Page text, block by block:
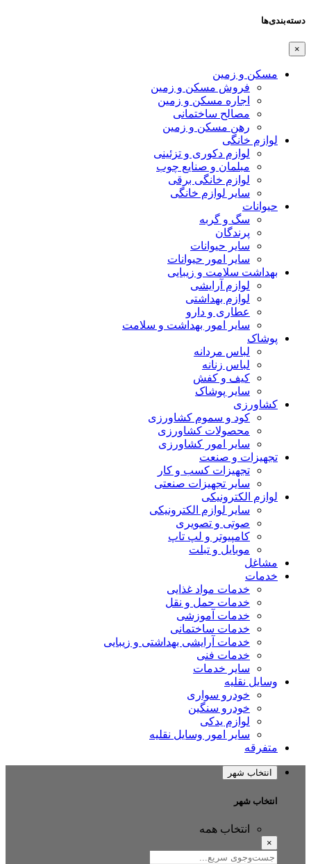
دسته‌بندی‌ها
×
مسکن و زمین
فروش مسکن و زمین
اجاره مسکن و زمین
مصالح ساختمانی
رهن مسکن و زمین
لوازم خانگی
لوازم دکوری و تزئینی
مبلمان و صنایع چوب
لوازم خانگی برقی
سایر لوازم خانگی
حیوانات
سگ و گربه
پرندگان
سایر حیوانات
سایر امور حیوانات
بهداشت سلامت و زیبایی
لوازم آرایشی
لوازم بهداشتی
عطاری و دارو
سایر امور بهداشت و سلامت
پوشاک
لباس مردانه
لباس زنانه
کیف و کفش
سایر پوشاک
کشاورزی
کود و سموم کشاورزی
محصولات کشاورزی
سایر امور کشاورزی
تجهیزات و صنعت
تجهیزات کسب و کار
سایر تجهیزات صنعتی
لوازم الکترونیکی
سایر لوازم الکترونیکی
صوتی و تصویری
کامپیوتر و لپ تاپ
موبایل و تبلت
مشاغل
خدمات
خدمات مواد غذایی
خدمات حمل و نقل
خدمات آموزشی
خدمات ساختمانی
خدمات آرایشی بهداشتی و زیبایی
خدمات فنی
سایر خدمات
وسایل نقلیه
خودرو سواری
خودرو سنگین
لوازم یدکی
سایر امور وسایل نقلیه
متفرقه
انتخاب شهر
انتخاب شهر
انتخاب همه
×